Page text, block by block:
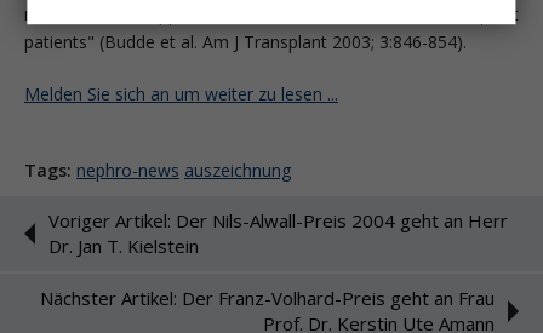
novel immunosuppressant FTY720 in stable renal transplant
patients" (Budde et al. Am J Transplant 2003; 3:846-854).
Melden Sie sich an um weiter zu lesen ...
Tags: nephro-news auszeichnung
Voriger Artikel: Der Nils-Alwall-Preis 2004 geht an Herr
Dr. Jan T. Kielstein
Nächster Artikel: Der Franz-Volhard-Preis geht an Frau
Prof. Dr. Kerstin Ute Amann